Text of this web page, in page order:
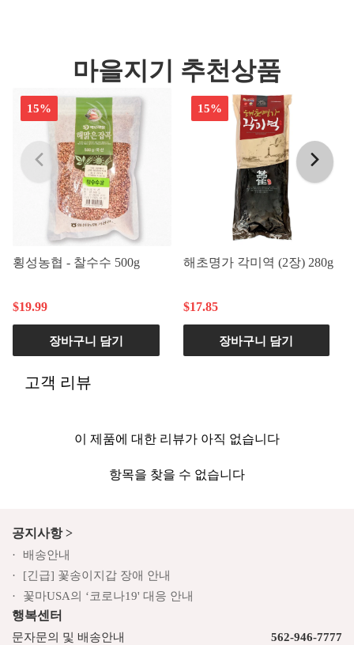
마을지기 추천상품
15%
횡성농협 - 찰수수 500g
$19.99
장바구니 담기
15%
해초명가 각미역 (2장) 280g
$17.85
장바구니 담기
고객 리뷰
이 제품에 대한 리뷰가 아직 없습니다
항목을 찾을 수 없습니다
공지사항 >
배송안내
[긴급] 꽃송이지갑 장애 안내
꽃마USA의 ‘코로나19' 대응 안내
행복센터
문자문의 및 배송안내 562-946-7777